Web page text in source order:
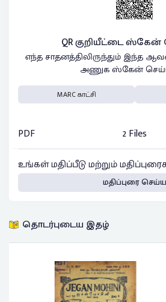
QR குறியீட்டை ஸ்கேன்
எந்த சாதனத்திலிருந்தும் இந்த
அணுக ஸ்கேன்
MARC காட்சி
PDF
2 Files
உங்கள் மதிப்பீடு மற்றும்
மதிப்புரை செய்ய
தொடர்புடைய இதழ்